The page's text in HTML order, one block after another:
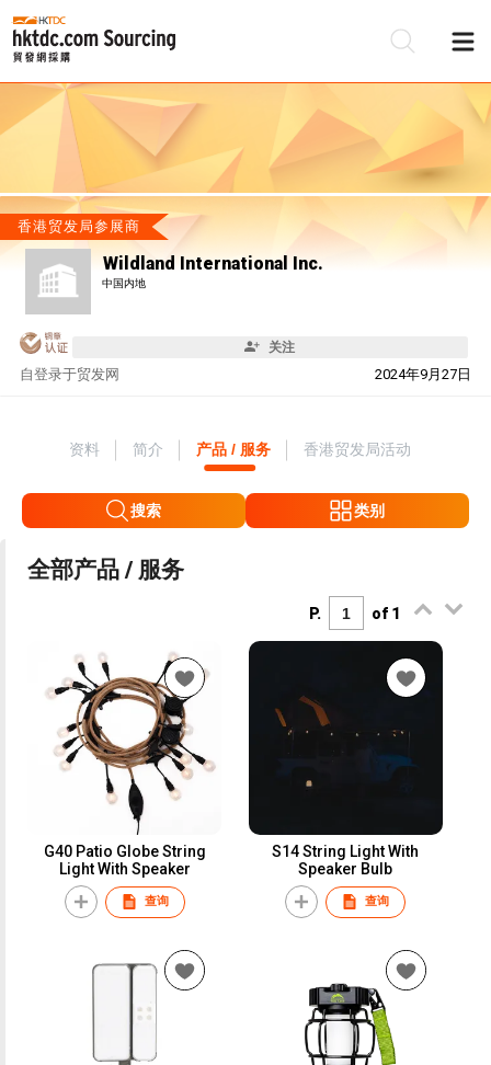
香港贸发局参展商
Wildland International Inc.
中国内地
关注
自 2024年9月27日
登录于贸发网
资料 简介 产品 / 服务 香港贸发局活动
搜索 类别
全部产品 / 服务
P. of 1
G40 Patio Globe String
Light With Speaker
查询
S14 String Light With
Speaker Bulb
查询